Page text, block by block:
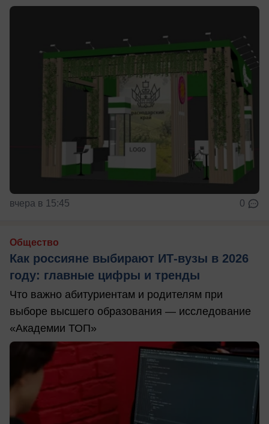
вчера в 15:45 0
Общество
Как россияне выбирают ИТ-вузы в 2026
году: главные цифры и тренды
Что важно абитуриентам и родителям при
выборе высшего образования — исследование
«Академии ТОП»